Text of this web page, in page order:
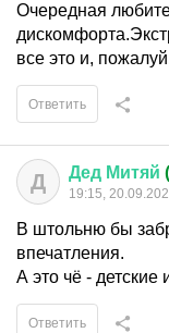
Очередная
все это и,
Ответить
Д Дед Митяй (
19:15,
В штольню бы
впечатления.
А это чё - детские
Ответить